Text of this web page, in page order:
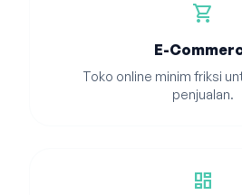
shopping_cart
E-
Toko online minim friksi
penjualan.
dashboard